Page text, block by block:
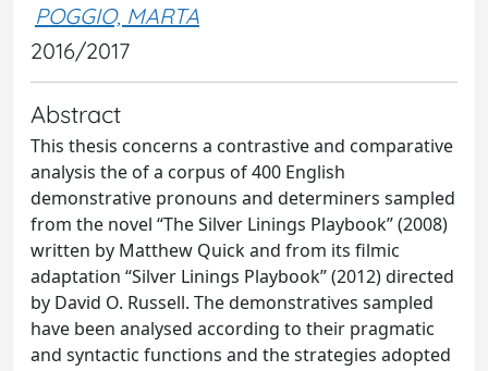
POGGIO, MARTA
2016/2017
Abstract
This thesis concerns a contrastive and comparative
analysis the of a corpus of 400 English
demonstrative pronouns and determiners sampled
from the novel “The Silver Linings Playbook” (2008)
written by Matthew Quick and from its filmic
adaptation “Silver Linings Playbook” (2012) directed
by David O. Russell. The demonstratives sampled
have been analysed according to their pragmatic
and syntactic functions and the strategies adopted